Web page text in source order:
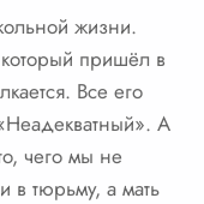
жизни.
пришёл в
Все его
А
чего мы не
в тюрьму, а мать